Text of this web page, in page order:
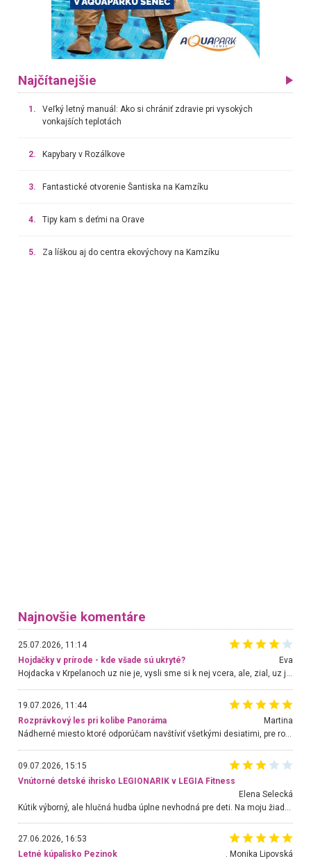
Najčítanejšie
1.
Veľký letný manuál: Ako si chrániť zdravie pri vysokých
vonkajších teplotách
2. Kapybary v Rozálkove
3. Fantastické otvorenie Šantiska na Kamzíku
4. Tipy kam s deťmi na Orave
5. Za líškou aj do centra ekovýchovy na Kamzíku
Najnovšie komentáre
25.07.2026, 11:14
Hojdačky v prírode - kde všade sú ukryté?
Eva
Hojdacka v Krpelanoch uz nie je, vysli sme si k nej vcera, ale, zial, uz je znicena. Ak sem planujete cestu len kvoli hojdacke, mozete si ju usetrit. Krasny vyhlad je tu vsak aj bez hojdacky :-)
19.07.2026, 11:44
Rozprávkový les pri kolibe Panoráma
Martina
Nádherné miesto ktoré odporúčam navštíviť všetkými desiatimi, pre rodiny s deťmi, dôchodcom... Proste a jednoducho ozaj rozprávkový les.. určite ešte prídeme. Odniesli sme si na pamiatku krásne tričká,
09.07.2026, 15:15
Vnútorné detské ihrisko LEGIONARIK v LEGIA Fitness
Elena Selecká
27.06.2026, 16:53
Letné kúpalisko Pezinok
. Monika Lipovská